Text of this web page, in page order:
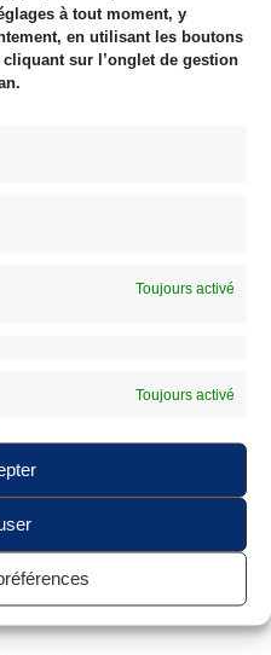
à tout moment, y
en utilisant les boutons
sur l’onglet de gestion
Toujours activé
Toujours activé
Oeko-Tex
16